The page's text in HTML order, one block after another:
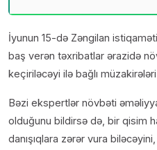
İyunun 15-də Zəngilan
baş verən təxribatlar ərazidə
keçiriləcəyi ilə bağlı müzakirələri
Bəzi ekspertlər növbəti
olduğunu bildirsə də, bir qisim
danışıqlara zərər vura